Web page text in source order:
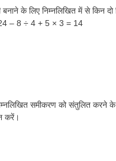
के लिए निम्नलिखित में से किन दो
– 8 ÷ 4 + 5 × 3 = 14
समीकरण को संतुलित करने के
करें।